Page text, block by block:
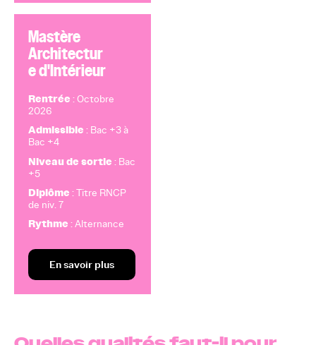
Mastère
Architectur
e d'Intérieur
Rentrée : Octobre
2026
Admissible : Bac +3 à
Bac +4
Niveau de sortie : Bac
+5
Diplôme : Titre RNCP
de niv. 7
Rythme : Alternance
En savoir plus